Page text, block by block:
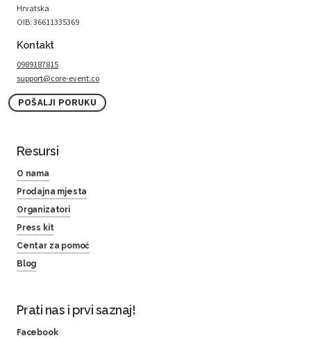
Hrvatska
OIB: 36611335369
Kontakt
0989187815
support@core-event.co
POŠALJI PORUKU
Resursi
O nama
Prodajna mjesta
Organizatori
Press kit
Centar za pomoć
Blog
Prati nas i prvi saznaj!
Facebook